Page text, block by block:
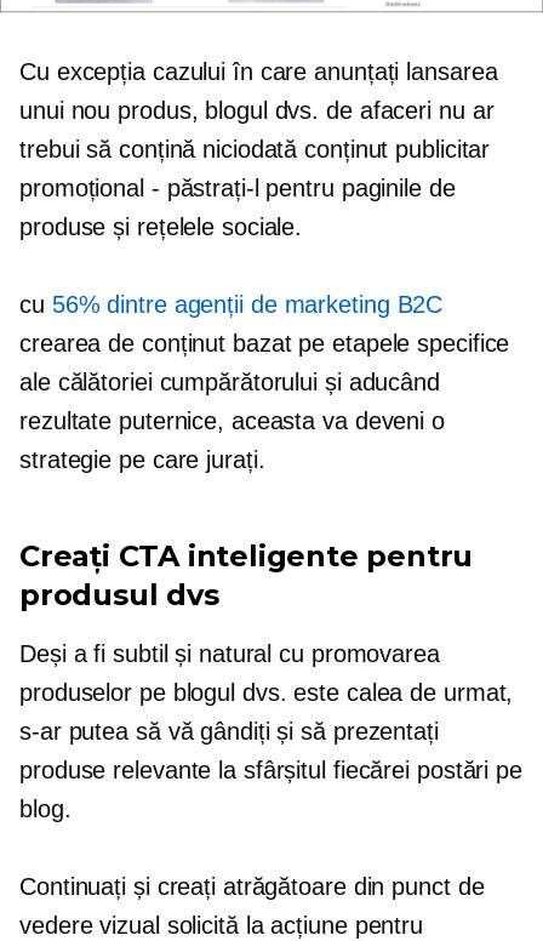
Cu excepția cazului în care anunțați lansarea
unui nou produs, blogul dvs. de afaceri nu ar
trebui să conțină niciodată conținut publicitar
promoțional - păstrați-l pentru paginile de
produse și rețelele sociale.
cu 56% dintre agenții de marketing B2C
crearea de conținut bazat pe etapele specifice
ale călătoriei cumpărătorului și aducând
rezultate puternice, aceasta va deveni o
strategie pe care jurați.
Creați CTA inteligente pentru
produsul dvs
Deși a fi subtil și natural cu promovarea
produselor pe blogul dvs. este calea de urmat,
s-ar putea să vă gândiți și să prezentați
produse relevante la sfârșitul fiecărei postări pe
blog.
Continuați și creați atrăgătoare din punct de
vedere vizual solicită la acțiunepentru